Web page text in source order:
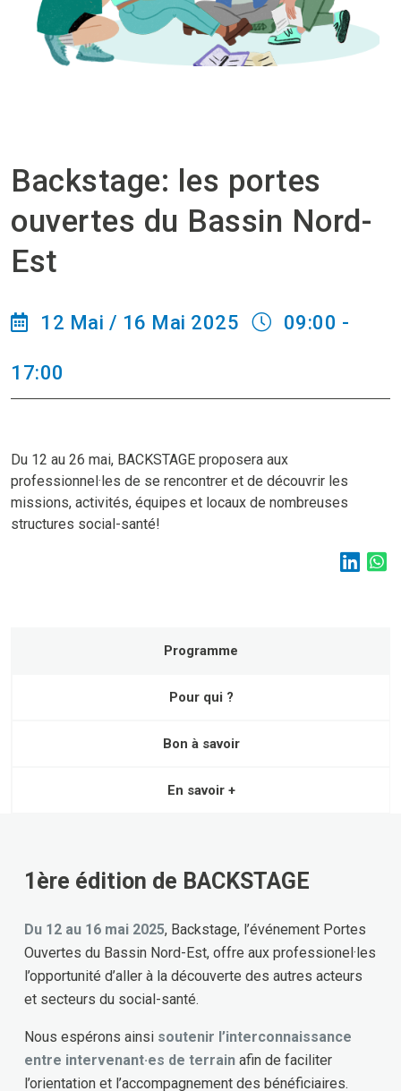
Backstage: les portes
ouvertes du Bassin Nord-
Est
12 Mai / 16 Mai 2025 09:00 -
17:00
Du 12 au 26 mai, BACKSTAGE proposera aux
professionnel·les de se rencontrer et de découvrir les
missions, activités, équipes et locaux de nombreuses
structures social-santé!
Programme
Pour qui ?
Bon à savoir
En savoir +
1ère édition de BACKSTAGE
Du 12 au 16 mai 2025, Backstage, l’événement Portes
Ouvertes du Bassin Nord-Est, offre aux professionel·les
l’opportunité d’aller à la découverte des autres acteurs
et secteurs du social-santé.
Nous espérons ainsi soutenir l’interconnaissance
entre intervenant·es de terrain afin de faciliter
l’orientation et l’accompagnement des bénéficiaires.